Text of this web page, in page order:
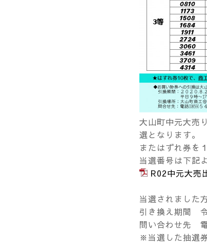
大山町中元大売
選となります。
またはずれ券を
当選番号は下記
R02中元大売
当選されました
引き換え期間
問い合わせ先
※当選した抽選